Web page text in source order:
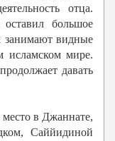
отца.
большое
занимают видные
исламском мире.
давать
в Джаннате,
Саййидиной